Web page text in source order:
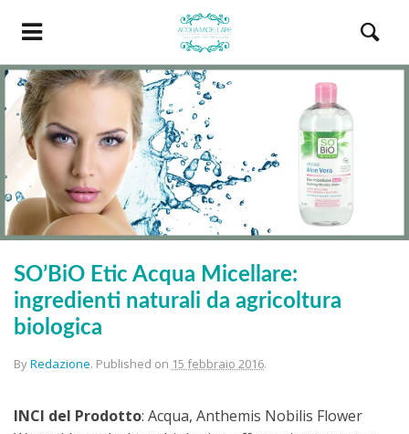
SO’BiO Etic Acqua Micellare:
ingredienti naturali da agricoltura
biologica
ByRedazione. Published on 15 febbraio 2016.
INCI del Prodotto: Acqua, Anthemis Nobilis Flower